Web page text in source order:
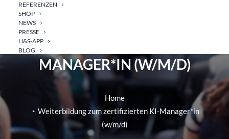
REFERENZEN
SHOP
NEWS
PRESSE
H&S-APP
BLOG
WEITERBILDUNG ZUM
ZERTIFIZIERTEN KI-
MANAGER*IN (W/M/D)
Home
Weiterbildung zum zertifizierten KI-Manager*in
(w/m/d)